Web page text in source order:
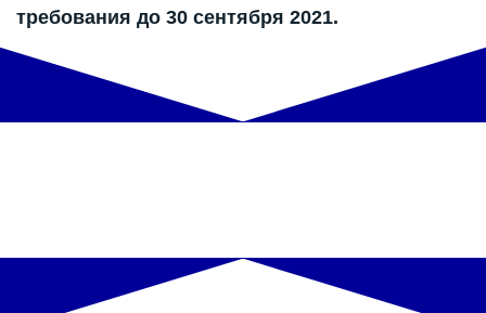
требования до 30 сентября 2021.